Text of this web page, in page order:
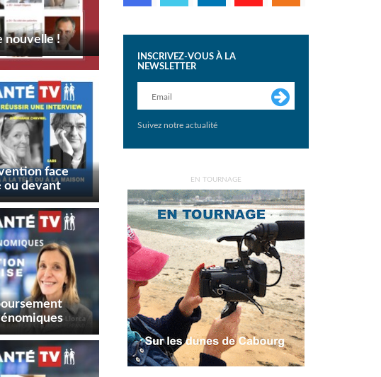
nouvelle !
face
ou devant
!
INSCRIVEZ-VOUS À LA
NEWSLETTER
Suivez notre actualité
EN TOURNAGE